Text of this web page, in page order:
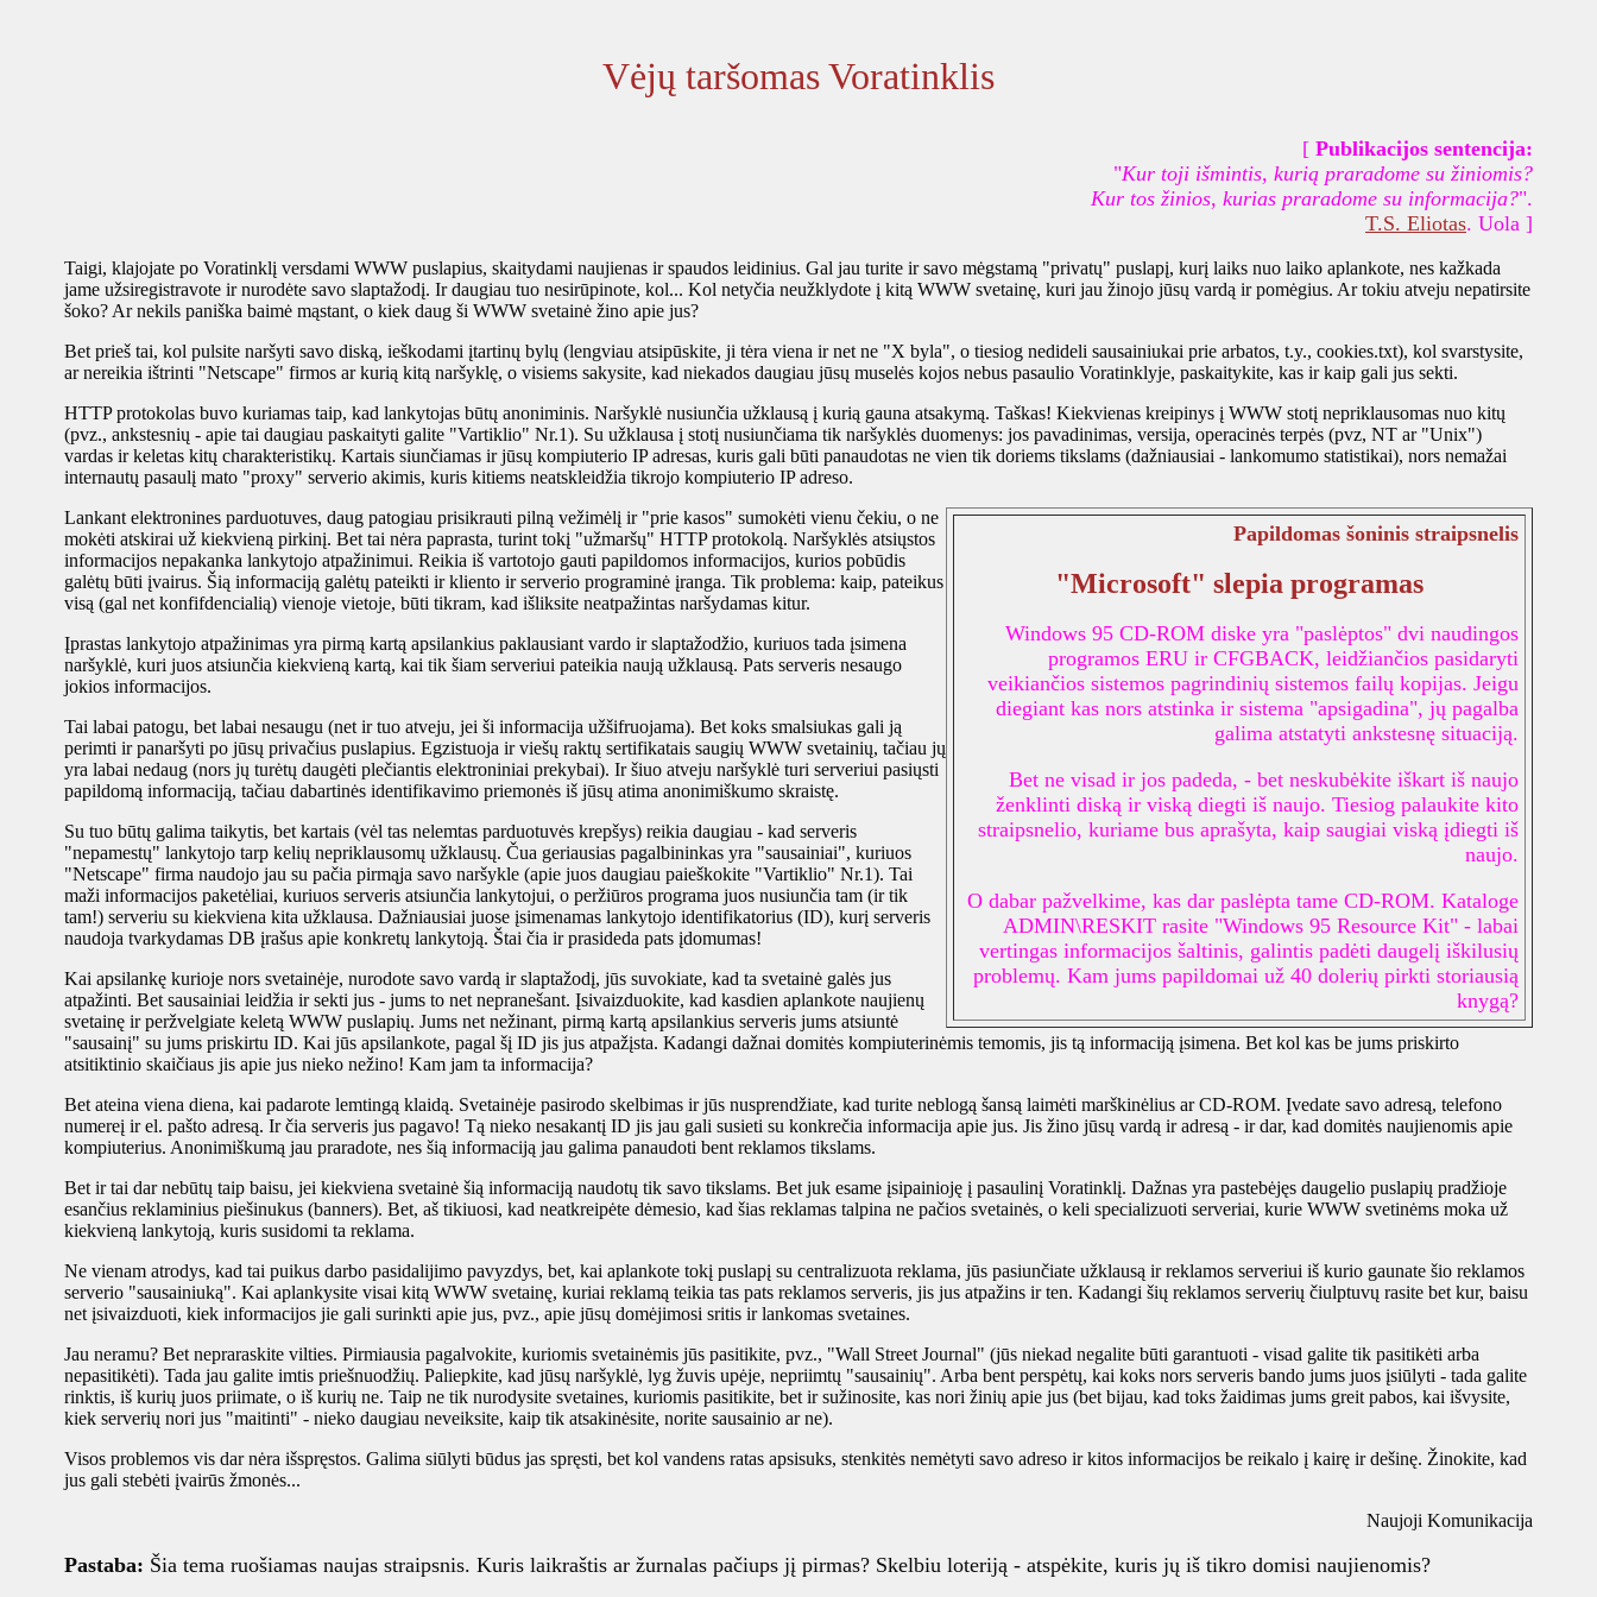
Vėjų taršomas Voratinklis
[ Publikacijos sentencija:
"Kur toji išmintis, kurią praradome su žiniomis?
Kur tos žinios, kurias praradome su informacija?".
T.S. Eliotas. Uola ]
Taigi, klajojate po Voratinklį versdami WWW puslapius, skaitydami naujienas ir spaudos leidinius. Gal jau turite ir savo mėgstamą "privatų" puslapį, kurį laiks nuo laiko aplankote, nes kažkada
jame užsiregistravote ir nurodėte savo slaptažodį. Ir daugiau tuo nesirūpinote, kol... Kol netyčia neužklydote į kitą WWW svetainę, kuri jau žinojo jūsų vardą ir pomėgius. Ar tokiu atveju nepatirsite
šoko? Ar nekils paniška baimė mąstant, o kiek daug ši WWW svetainė žino apie jus?
Bet prieš tai, kol pulsite naršyti savo diską, ieškodami įtartinų bylų (lengviau atsipūskite, ji tėra viena ir net ne "X byla", o tiesiog nedideli sausainiukai prie arbatos, t.y., cookies.txt), kol svarstysite,
ar nereikia ištrinti "Netscape" firmos ar kurią kitą naršyklę, o visiems sakysite, kad niekados daugiau jūsų muselės kojos nebus pasaulio Voratinklyje, paskaitykite, kas ir kaip gali jus sekti.
HTTP protokolas buvo kuriamas taip, kad lankytojas būtų anoniminis. Naršyklė nusiunčia užklausą į kurią gauna atsakymą. Taškas! Kiekvienas kreipinys į WWW stotį nepriklausomas nuo kitų
(pvz., ankstesnių - apie tai daugiau paskaityti galite "Vartiklio" Nr.1). Su užklausa į stotį nusiunčiama tik naršyklės duomenys: jos pavadinimas, versija, operacinės terpės (pvz, NT ar "Unix")
vardas ir keletas kitų charakteristikų. Kartais siunčiamas ir jūsų kompiuterio IP adresas, kuris gali būti panaudotas ne vien tik doriems tikslams (dažniausiai - lankomumo statistikai), nors nemažai
internautų pasaulį mato "proxy" serverio akimis, kuris kitiems neatskleidžia tikrojo kompiuterio IP adreso.
Papildomas šoninis straipsnelis
"Microsoft" slepia programas
Windows 95 CD-ROM diske yra "paslėptos" dvi naudingos
programos ERU ir CFGBACK, leidžiančios pasidaryti
veikiančios sistemos pagrindinių sistemos failų kopijas. Jeigu
diegiant kas nors atstinka ir sistema "apsigadina", jų pagalba
galima atstatyti ankstesnę situaciją.
Bet ne visad ir jos padeda, - bet neskubėkite iškart iš naujo
ženklinti diską ir viską diegti iš naujo. Tiesiog palaukite kito
straipsnelio, kuriame bus aprašyta, kaip saugiai viską įdiegti iš
naujo.
O dabar pažvelkime, kas dar paslėpta tame CD-ROM. Kataloge
ADMIN\RESKIT rasite "Windows 95 Resource Kit" - labai
vertingas informacijos šaltinis, galintis padėti daugelį iškilusių
problemų. Kam jums papildomai už 40 dolerių pirkti storiausią
knygą?
Lankant elektronines parduotuves, daug patogiau prisikrauti pilną vežimėlį ir "prie kasos" sumokėti vienu čekiu, o ne
mokėti atskirai už kiekvieną pirkinį. Bet tai nėra paprasta, turint tokį "užmaršų" HTTP protokolą. Naršyklės atsiųstos
informacijos nepakanka lankytojo atpažinimui. Reikia iš vartotojo gauti papildomos informacijos, kurios pobūdis
galėtų būti įvairus. Šią informaciją galėtų pateikti ir kliento ir serverio programinė įranga. Tik problema: kaip, pateikus
visą (gal net konfifdencialią) vienoje vietoje, būti tikram, kad išliksite neatpažintas naršydamas kitur.
Įprastas lankytojo atpažinimas yra pirmą kartą apsilankius paklausiant vardo ir slaptažodžio, kuriuos tada įsimena
naršyklė, kuri juos atsiunčia kiekvieną kartą, kai tik šiam serveriui pateikia naują užklausą. Pats serveris nesaugo
jokios informacijos.
Tai labai patogu, bet labai nesaugu (net ir tuo atveju, jei ši informacija užšifruojama). Bet koks smalsiukas gali ją
perimti ir panaršyti po jūsų privačius puslapius. Egzistuoja ir viešų raktų sertifikatais saugių WWW svetainių, tačiau jų
yra labai nedaug (nors jų turėtų daugėti plečiantis elektroniniai prekybai). Ir šiuo atveju naršyklė turi serveriui pasiųsti
papildomą informaciją, tačiau dabartinės identifikavimo priemonės iš jūsų atima anonimiškumo skraistę.
Su tuo būtų galima taikytis, bet kartais (vėl tas nelemtas parduotuvės krepšys) reikia daugiau - kad serveris
"nepamestų" lankytojo tarp kelių nepriklausomų užklausų. Čua geriausias pagalbininkas yra "sausainiai", kuriuos
"Netscape" firma naudojo jau su pačia pirmąja savo naršykle (apie juos daugiau paieškokite "Vartiklio" Nr.1). Tai
maži informacijos paketėliai, kuriuos serveris atsiunčia lankytojui, o peržiūros programa juos nusiunčia tam (ir tik
tam!) serveriu su kiekviena kita užklausa. Dažniausiai juose įsimenamas lankytojo identifikatorius (ID), kurį serveris
naudoja tvarkydamas DB įrašus apie konkretų lankytoją. Štai čia ir prasideda pats įdomumas!
Kai apsilankę kurioje nors svetainėje, nurodote savo vardą ir slaptažodį, jūs suvokiate, kad ta svetainė galės jus
atpažinti. Bet sausainiai leidžia ir sekti jus - jums to net nepranešant. Įsivaizduokite, kad kasdien aplankote naujienų
svetainę ir peržvelgiate keletą WWW puslapių. Jums net nežinant, pirmą kartą apsilankius serveris jums atsiuntė
"sausainį" su jums priskirtu ID. Kai jūs apsilankote, pagal šį ID jis jus atpažįsta. Kadangi dažnai domitės kompiuterinėmis temomis, jis tą informaciją įsimena. Bet kol kas be jums priskirto
atsitiktinio skaičiaus jis apie jus nieko nežino! Kam jam ta informacija?
Bet ateina viena diena, kai padarote lemtingą klaidą. Svetainėje pasirodo skelbimas ir jūs nusprendžiate, kad turite neblogą šansą laimėti marškinėlius ar CD-ROM. Įvedate savo adresą, telefono
numereį ir el. pašto adresą. Ir čia serveris jus pagavo! Tą nieko nesakantį ID jis jau gali susieti su konkrečia informacija apie jus. Jis žino jūsų vardą ir adresą - ir dar, kad domitės naujienomis apie
kompiuterius. Anonimiškumą jau praradote, nes šią informaciją jau galima panaudoti bent reklamos tikslams.
Bet ir tai dar nebūtų taip baisu, jei kiekviena svetainė šią informaciją naudotų tik savo tikslams. Bet juk esame įsipainioję į pasaulinį Voratinklį. Dažnas yra pastebėjęs daugelio puslapių pradžioje
esančius reklaminius piešinukus (banners). Bet, aš tikiuosi, kad neatkreipėte dėmesio, kad šias reklamas talpina ne pačios svetainės, o keli specializuoti serveriai, kurie WWW svetinėms moka už
kiekvieną lankytoją, kuris susidomi ta reklama.
Ne vienam atrodys, kad tai puikus darbo pasidalijimo pavyzdys, bet, kai aplankote tokį puslapį su centralizuota reklama, jūs pasiunčiate užklausą ir reklamos serveriui iš kurio gaunate šio reklamos
serverio "sausainiuką". Kai aplankysite visai kitą WWW svetainę, kuriai reklamą teikia tas pats reklamos serveris, jis jus atpažins ir ten. Kadangi šių reklamos serverių čiulptuvų rasite bet kur, baisu
net įsivaizduoti, kiek informacijos jie gali surinkti apie jus, pvz., apie jūsų domėjimosi sritis ir lankomas svetaines.
Jau neramu? Bet nepraraskite vilties. Pirmiausia pagalvokite, kuriomis svetainėmis jūs pasitikite, pvz., "Wall Street Journal" (jūs niekad negalite būti garantuoti - visad galite tik pasitikėti arba
nepasitikėti). Tada jau galite imtis priešnuodžių. Paliepkite, kad jūsų naršyklė, lyg žuvis upėje, nepriimtų "sausainių". Arba bent perspėtų, kai koks nors serveris bando jums juos įsiūlyti - tada galite
rinktis, iš kurių juos priimate, o iš kurių ne. Taip ne tik nurodysite svetaines, kuriomis pasitikite, bet ir sužinosite, kas nori žinių apie jus (bet bijau, kad toks žaidimas jums greit pabos, kai išvysite,
kiek serverių nori jus "maitinti" - nieko daugiau neveiksite, kaip tik atsakinėsite, norite sausainio ar ne).
Visos problemos vis dar nėra išspręstos. Galima siūlyti būdus jas spręsti, bet kol vandens ratas apsisuks, stenkitės nemėtyti savo adreso ir kitos informacijos be reikalo į kairę ir dešinę. Žinokite, kad
jus gali stebėti įvairūs žmonės...
Naujoji Komunikacija
Pastaba: Šia tema ruošiamas naujas straipsnis. Kuris laikraštis ar žurnalas pačiups jį pirmas? Skelbiu loteriją - atspėkite, kuris jų iš tikro domisi naujienomis?